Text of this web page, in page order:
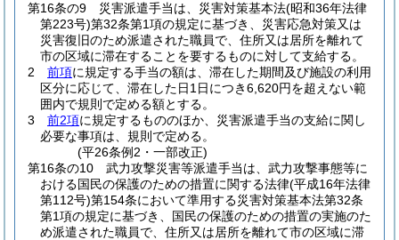
第16条の9
災害派遣手当は、災害対策基本法(昭和36年法律
第223号)第32条第1項の規定に基づき、災害応急対策又は
災害復旧のため派遣された職員で、住所又は居所を離れて
市の区域に滞在することを要するものに対して支給する。
2
前項に規定する手当の額は、滞在した期間及び施設の利用
区分に応じて、滞在した日1日につき6,620円を超えない範
囲内で規則で定める額とする。
3
前2項に規定するもののほか、災害派遣手当の支給に関し
必要な事項は、規則で定める。
(平26条例2・一部改正)
第16条の10
武力攻撃災害等派遣手当は、武力攻撃事態等に
おける国民の保護のための措置に関する法律(平成16年法律
第112号)第154条において準用する災害対策基本法第32条
第1項の規定に基づき、国民の保護のための措置の実施のた
め派遣された職員で、住所又は居所を離れて市の区域に滞